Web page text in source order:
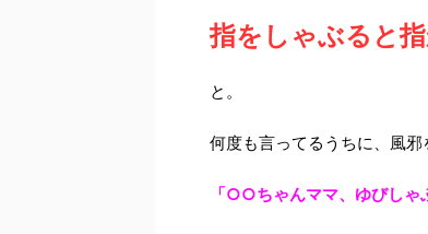
指をしゃぶると
と。
何度も言ってるうちに、風邪
「○○ちゃんママ、ゆびしゃ